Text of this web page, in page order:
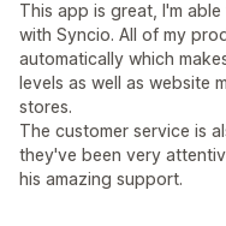
This app is great, I'm
with Syncio. All of my
automatically which
levels as well as website
stores.
The customer service is
they've been very
his amazing support.